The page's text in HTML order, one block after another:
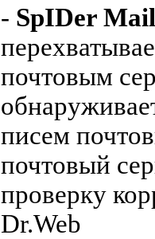
- SpIDer
почтовым
писем
почтовый
проверку
Dr.Web